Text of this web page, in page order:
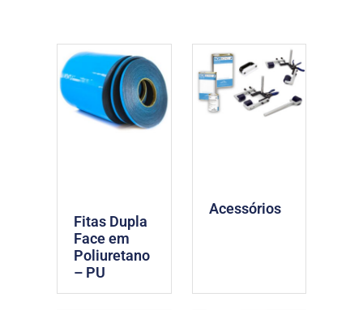
Fitas Dupla
Face em
Poliuretano
– PU
Acessórios